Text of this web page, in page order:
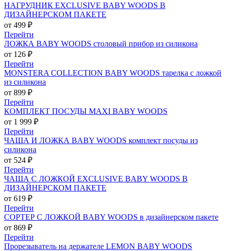
НАГРУДНИК EXCLUSIVE BABY WOODS В
ДИЗАЙНЕРСКОМ ПАКЕТЕ
от 499 ₽
Перейти
ЛОЖКА BABY WOODS столовый прибор из силикона
от 126 ₽
Перейти
MONSTERA COLLECTION BABY WOODS тарелка с ложкой
из силикона
от 899 ₽
Перейти
КОМПЛЕКТ ПОСУДЫ MAXI BABY WOODS
от 1 999 ₽
Перейти
ЧАША И ЛОЖКА BABY WOODS комплект посуды из
силикона
от 524 ₽
Перейти
ЧАША С ЛОЖКОЙ EXCLUSIVE BABY WOODS В
ДИЗАЙНЕРСКОМ ПАКЕТЕ
от 619 ₽
Перейти
СОРТЕР С ЛОЖКОЙ BABY WOODS в дизайнерском пакете
от 869 ₽
Перейти
Прорезыватель на держателе LEMON BABY WOODS